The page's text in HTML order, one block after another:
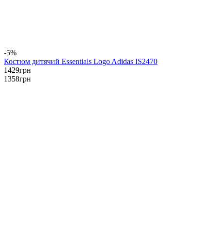
-5%
Костюм дитячий Essentials Logo Adidas IS2470
1429грн
1358грн